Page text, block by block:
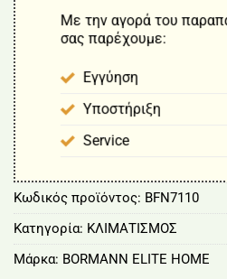
Με την αγορά του
σας παρέχουμε:
Εγγύηση
Υποστήριξη
Service
Κωδικός προϊόντος: BFN7110
Κατηγορία: ΚΛΙΜΑΤΙΣΜΟΣ
Μάρκα: BORMANN ELITE HOME